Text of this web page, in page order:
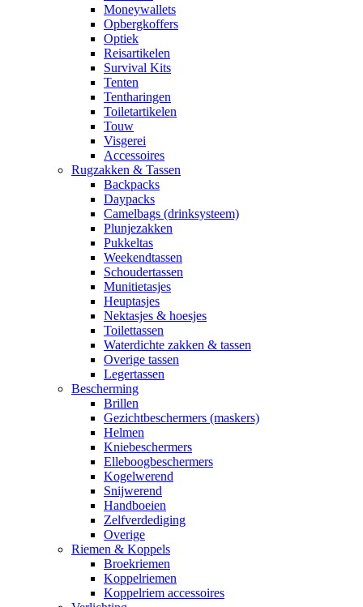
Moneywallets
Opbergkoffers
Optiek
Reisartikelen
Survival Kits
Tenten
Tentharingen
Toiletartikelen
Touw
Visgerei
Accessoires
Rugzakken & Tassen
Backpacks
Daypacks
Camelbags (drinksysteem)
Plunjezakken
Pukkeltas
Weekendtassen
Schoudertassen
Munitietasjes
Heuptasjes
Nektasjes & hoesjes
Toilettassen
Waterdichte zakken & tassen
Overige tassen
Legertassen
Bescherming
Brillen
Gezichtbeschermers (maskers)
Helmen
Kniebeschermers
Elleboogbeschermers
Kogelwerend
Snijwerend
Handboeien
Zelfverdediging
Overige
Riemen & Koppels
Broekriemen
Koppelriemen
Koppelriem accessoires